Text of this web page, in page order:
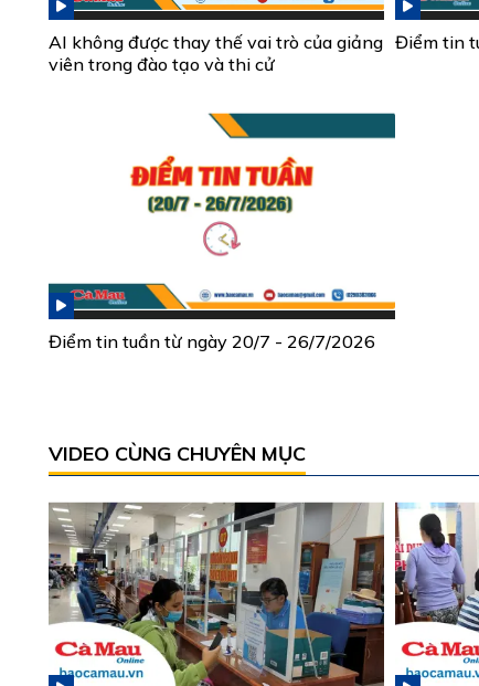
AI không được thay thế vai trò của giảng
viên trong đào tạo và thi cử
Điểm tin
Điểm tin tuần từ ngày 20/7 - 26/7/2026
VIDEO CÙNG CHUYÊN MỤC